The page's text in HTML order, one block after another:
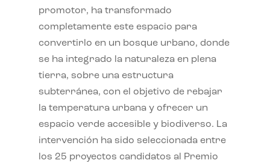
promotor, ha transformado
completamente este espacio para
convertirlo en un bosque urbano, donde
se ha integrado la naturaleza en plena
tierra, sobre una estructura
subterránea, con el objetivo de rebajar
la temperatura urbana y ofrecer un
espacio verde accesible y biodiverso. La
intervención ha sido seleccionada entre
los 25 proyectos candidatos al Premio